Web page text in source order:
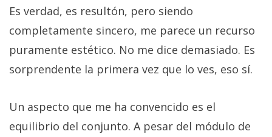
Es verdad, es resultón, pero siendo
completamente sincero, me parece un recurso
puramente estético. No me dice demasiado. Es
sorprendente la primera vez que lo ves, eso sí.
Un aspecto que me ha convencido es el
equilibrio del conjunto. A pesar del módulo de